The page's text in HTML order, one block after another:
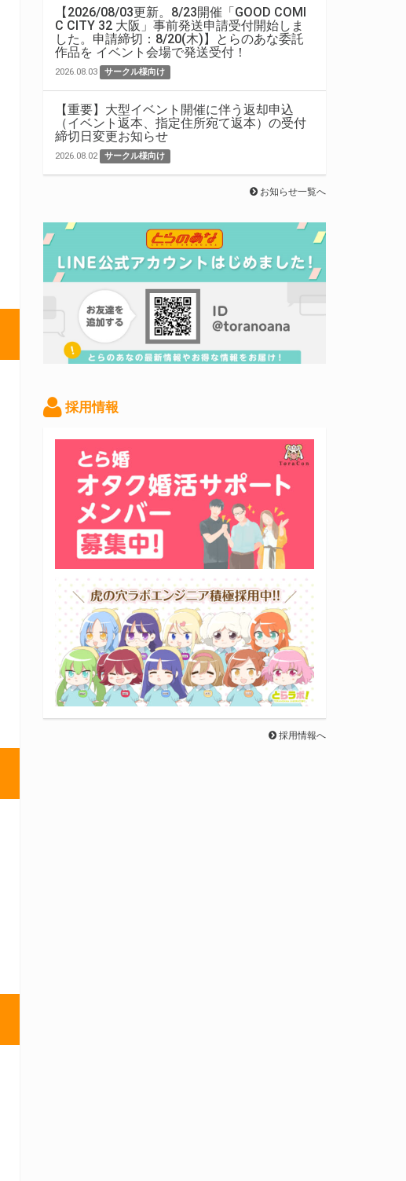
【2026/08/03更新。8/23開催「GOOD COMI
C CITY 32 大阪」事前発送申請受付開始しま
した。申請締切：8/20(木)】とらのあな委託
作品を イベント会場で発送受付！
2026.08.03 サークル様向け
【重要】大型イベント開催に伴う返却申込
（イベント返本、指定住所宛て返本）の受付
締切日変更お知らせ
2026.08.02 サークル様向け
お知らせ一覧へ
採用情報
採用情報へ